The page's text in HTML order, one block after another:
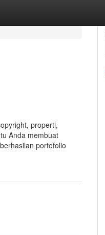
properti,
Anda membuat
portofolio